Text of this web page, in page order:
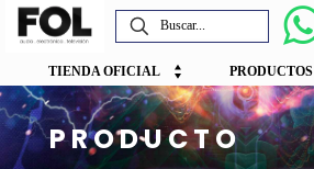
TIENDA OFICIAL PRODUCTOS
PRODUCTO